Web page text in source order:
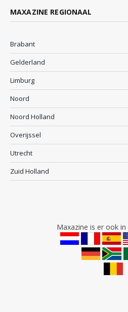
MAXAZINE REGIONAAL
Brabant
Gelderland
Limburg
Noord
Noord Holland
Overijssel
Utrecht
Zuid Holland
Maxazine is er ook